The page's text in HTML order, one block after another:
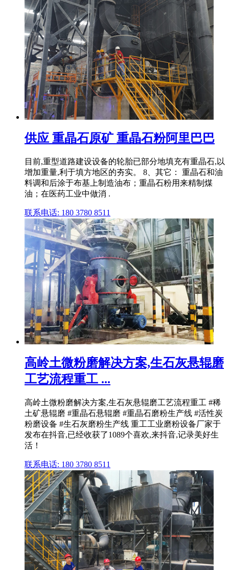
供应 重晶石原矿 重晶石粉阿里巴巴
目前,重型道路建设设备的轮胎已部分地填充有重晶石,以
增加重量,利于填方地区的夯实。 8、其它： 重晶石和油
料调和后涂于布基上制造油布；重晶石粉用来精制煤
油；在医药工业中做消 .
联系电话: 180 3780 8511
高岭土微粉磨解决方案,生石灰悬辊磨
工艺流程重工 ...
高岭土微粉磨解决方案,生石灰悬辊磨工艺流程重工 #稀
土矿悬辊磨 #重晶石悬辊磨 #重晶石磨粉生产线 #活性炭
粉磨设备 #生石灰磨粉生产线 重工工业磨粉设备厂家于
发布在抖音,已经收获了1089个喜欢,来抖音,记录美好生
活！
联系电话: 180 3780 8511